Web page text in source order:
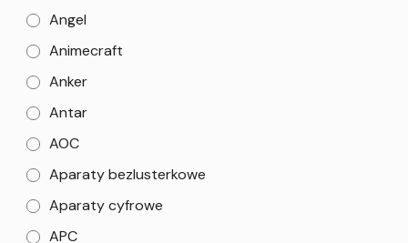
Angel
Animecraft
Anker
Antar
AOC
Aparaty bezlusterkowe
Aparaty cyfrowe
APC